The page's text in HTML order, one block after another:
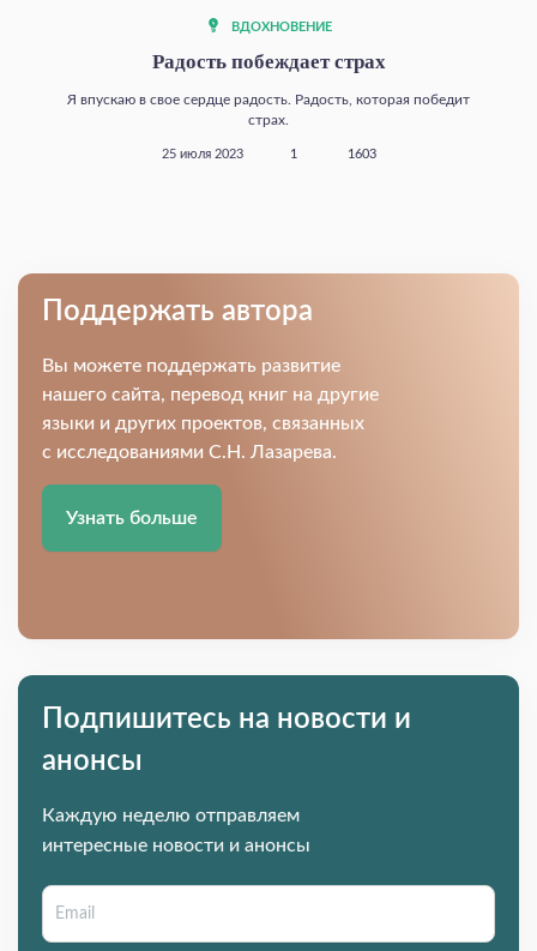
ВДОХНОВЕНИЕ
Радость побеждает страх
Я впускаю в свое сердце радость. Радость, которая победит
страх.
25 июля 2023 1 1603
Поддержать автора
Вы можете поддержать развитие
нашего сайта, перевод книг на другие
языки и других проектов, связанных
с исследованиями С.Н. Лазарева.
Узнать больше
Подпишитесь на новости и
анонсы
Каждую неделю отправляем
интересные новости и анонсы